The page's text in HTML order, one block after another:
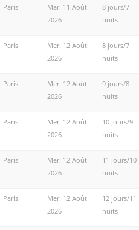
Paris
Mar. 11 Août
2026
8 jours/7
nuits
Paris
Mer. 12 Août
2026
8 jours/7
nuits
Paris
Mer. 12 Août
2026
9 jours/8
nuits
Paris
Mer. 12 Août
2026
10 jours/9
nuits
Paris
Mer. 12 Août
2026
11 jours/10
nuits
Paris
Mer. 12 Août
2026
12 jours/11
nuits